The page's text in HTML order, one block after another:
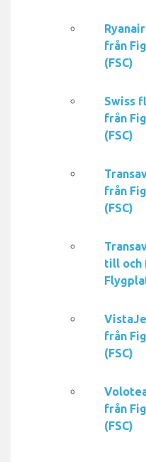
från
(FSC)
Swiss
från
(FSC)
från
(FSC)
till och
från
(FSC)
från
(FSC)